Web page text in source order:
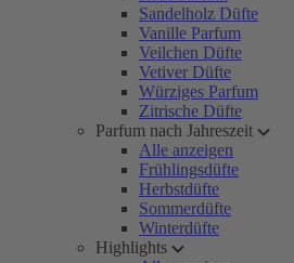
Sandelholz Düfte
Vanille Parfum
Veilchen Düfte
Vetiver Düfte
Würziges Parfum
Zitrische Düfte
Parfum nach Jahreszeit
Alle anzeigen
Frühlingsdüfte
Herbstdüfte
Sommerdüfte
Winterdüfte
Highlights